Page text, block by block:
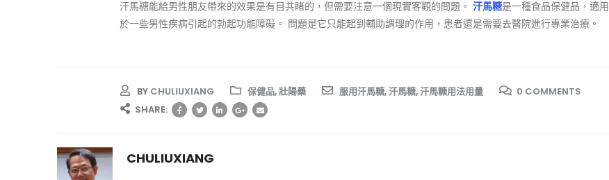
汗馬糖能給男性朋友帶來的效果是有目共睹的，但需要注意一個現實客觀的問題。 汗馬糖是一種食品保健品，適用
於一些男性疾病引起的勃起功能障礙。 問題是它只能起到輔助調理的作用，患者還是需要去醫院進行專業治療。
BY CHULIUXIANG 保健品,壯陽藥 服用汗馬糖,汗馬糖,汗馬糖用法用量
0 COMMENTS
SHARE:
CHULIUXIANG